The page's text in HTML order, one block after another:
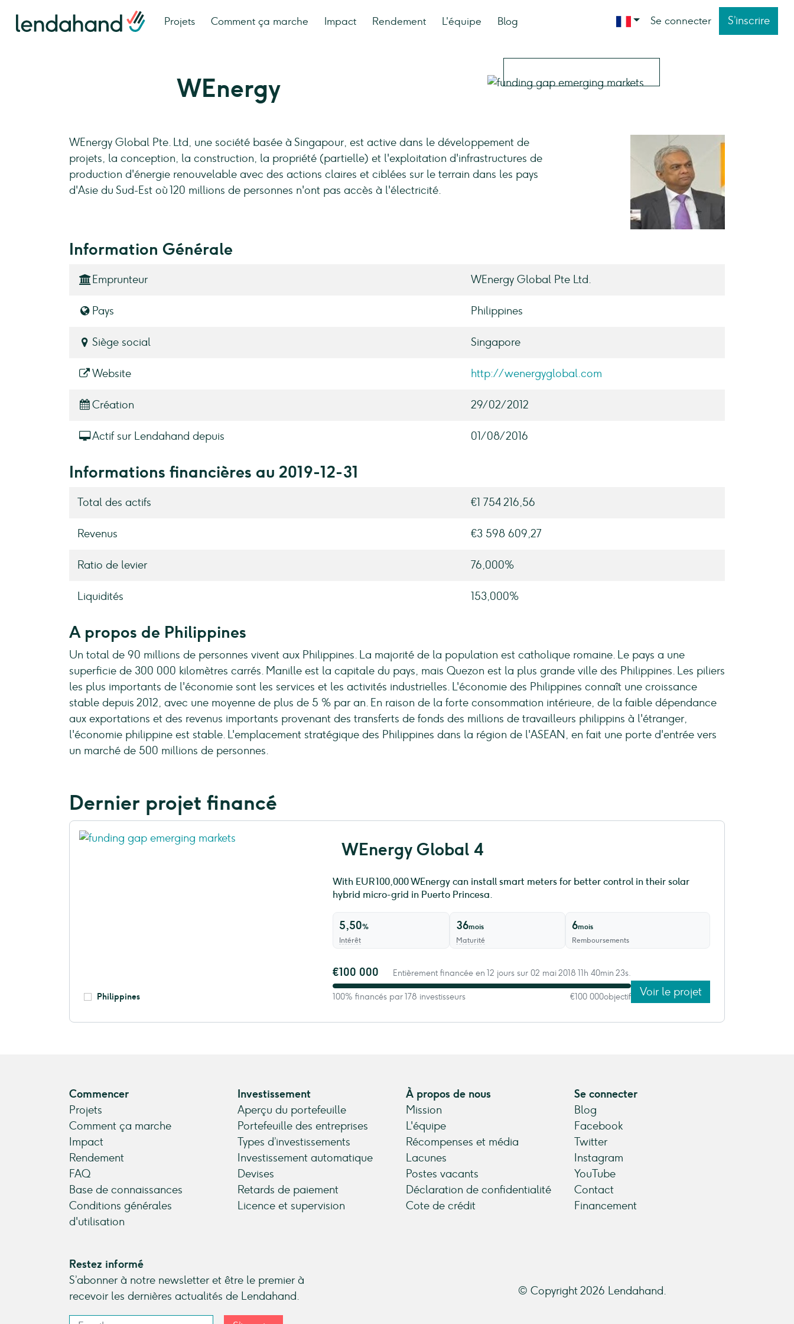
Projets Comment ça marche Impact Rendement L'équipe Blog Se connecter S’inscrire
WEnergy
WEnergy Global Pte. Ltd, une société basée à Singapour, est active dans le développement de
projets, la conception, la construction, la propriété (partielle) et l'exploitation d'infrastructures de
production d'énergie renouvelable avec des actions claires et ciblées sur le terrain dans les pays
d'Asie du Sud-Est où 120 millions de personnes n'ont pas accès à l'électricité.
Information Générale
Emprunteur WEnergy Global Pte Ltd.
Pays Philippines
Siège social Singapore
Website http://wenergyglobal.com
Création 29/02/2012
Actif sur Lendahand depuis 01/08/2016
Informations financières au 2019-12-31
Total des actifs €1 754 216,56
Revenus €3 598 609,27
Ratio de levier 76,000%
Liquidités 153,000%
A propos de Philippines
Un total de 90 millions de personnes vivent aux Philippines. La majorité de la population est catholique romaine. Le pays a une
superficie de 300 000 kilomètres carrés. Manille est la capitale du pays, mais Quezon est la plus grande ville des Philippines. Les piliers
les plus importants de l'économie sont les services et les activités industrielles. L'économie des Philippines connaît une croissance
stable depuis 2012, avec une moyenne de plus de 5 % par an. En raison de la forte consommation intérieure, de la faible dépendance
aux exportations et des revenus importants provenant des transferts de fonds des millions de travailleurs philippins à l'étranger,
l'économie philippine est stable. L'emplacement stratégique des Philippines dans la région de l'ASEAN, en fait une porte d'entrée vers
un marché de 500 millions de personnes.
Dernier projet financé
Philippines
WEnergy Global 4
With EUR 100,000 WEnergy can install smart meters for better control in their solar
hybrid micro-grid in Puerto Princesa.
5,50%
Intérêt
36mois
Maturité
6mois
Remboursements
€100 000 Entièrement financée en 12 jours sur 02 mai 2018 11h 40min 23s.
100% financés par 178 investisseurs €100 000objectif Voir le projet
Commencer
Projets
Comment ça marche
Impact
Rendement
FAQ
Base de connaissances
Conditions générales
d'utilisation
Investissement
Aperçu du portefeuille
Portefeuille des entreprises
Types d’investissements
Investissement automatique
Devises
Retards de paiement
Licence et supervision
À propos de nous
Mission
L'équipe
Récompenses et média
Lacunes
Postes vacants
Déclaration de confidentialité
Cote de crédit
Se connecter
Blog
Facebook
Twitter
Instagram
YouTube
Contact
Financement
Restez informé
S’abonner à notre newsletter et être le premier à
recevoir les dernières actualités de Lendahand.
© Copyright 2026 Lendahand.